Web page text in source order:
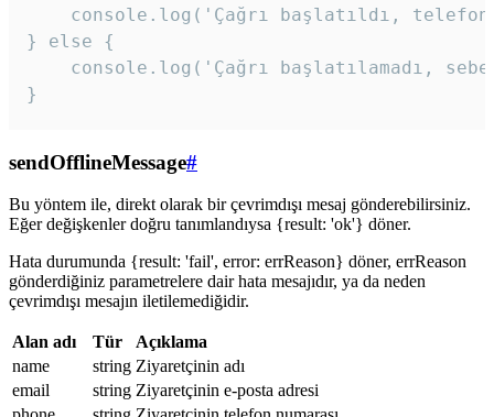
console.log('Çağrı başlatıldı,
} else {
console.log('Çağrı başlatılamadı,
}
sendOfflineMessage#
Bu yöntem ile, direkt olarak bir çevrimdışı mesaj gönderebilirsiniz.
Eğer değişkenler doğru tanımlandıysa {result: 'ok'} döner.
Hata durumunda {result: 'fail', error: errReason} döner, errReason
gönderdiğiniz parametrelere dair hata mesajıdır, ya da neden
çevrimdışı mesajın iletilemediğidir.
Alan adı Tür
Açıklama
name
string Ziyaretçinin adı
email
string Ziyaretçinin e-posta adresi